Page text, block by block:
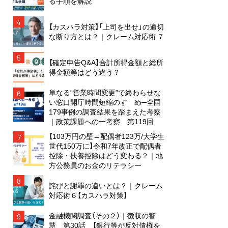
4
【カスハラ対策】「上司を出せ」の適切
な断り方とは？｜クレーム対応術 ７
5
【確定申告Q&A】合計所得金額と総所
得金額等はどう違う？
6
単なる“営業時間変更”で終わらせな
い窓口開庁時間短縮のすゝめ─全国
179事例の調査結果を踏まえた考察
｜政策課題への一考察 第119回
7
【103万円の壁→配偶者123万/大学生
世代150万に】令和7年改正で配偶者
控除・扶養控除はどう変わる？｜地
方公務員のお金のリテラシー
8
詫びと謝罪の違いとは？｜クレーム
対応術６【カスハラ対策】
9
金融機関調査（その２）｜徴収の智
慧 第30話 【銀行等が反対債権を